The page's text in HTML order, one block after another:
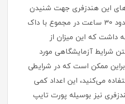
های این هندزفری جهت شنیدن
موسیقی 5 ساعت و حدود 30 ساعت در مجموع با داک
داشت که این میزان از
شرایط آزمایشگاهی مورد
ممکن است که در شرایطی
می‌کنید، این اعداد کمی
نیز بوسیله پورت تایپ